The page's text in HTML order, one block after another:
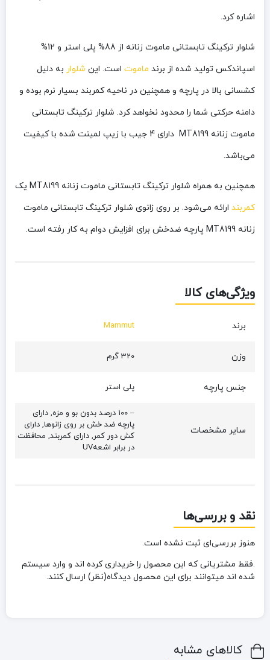
اشاره کرد.
شلوار ترکینگ تابستانی ماموت زنانه
از 88% پلی استر و 12%
اسپاندکس تولید شده از برند ماموت است. این شلوار به دلیل
کشسانی بالا در پارچه و همچنین در ناحیه کمربند بسیار نرم بوده و
دامنه حرکتی شما را محدود نخواهد کرد. شلوار ترکینگ تابستانی
ماموت زنانه MT8199 دارای 4 جیب با زیپ لمینت شده با کیفیت
می‌باشد.
همچنین به همراه شلوار ترکینگ تابستانی ماموت زنانه MT8199 یک
کمربند ارائه می‌شود. بر روی زانوی شلوار ترکینگ تابستانی ماموت
زنانه MT8199 پارچه ضدخش برای افزایش دوام به کار رفته است.
ویژگی‌های کالا
برند Mammut
وزن 320 گرم
جنس پارچه پلی استر
سایر مشخصات
– ۱۰۰ درصد بدون بو و مزه, دارای
پارچه ضد خش بر روی زانوها, دارای
کش دور کمر, دارای کمربند, محافظت
در برابر اشعه‌UV
نقد و بررسی‌ها
هنوز بررسی‌ای ثبت نشده است.
.فقط مشتریانی که این محصول را خریداری کرده اند و وارد سیستم
شده اند میتوانند برای این محصول دیدگاه(نظر) ارسال کنند.
کالاهای مشابه